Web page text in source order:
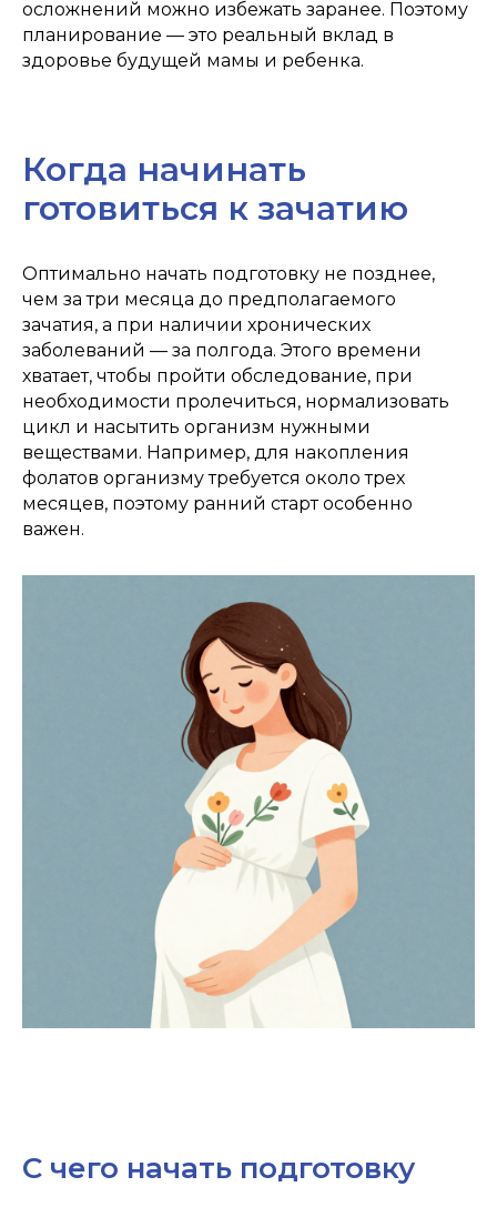
осложнений можно избежать заранее. Поэтому
планирование — это реальный вклад в
здоровье будущей мамы и ребенка.
Когда начинать
готовиться к зачатию
Оптимально начать подготовку не позднее,
чем за три месяца до предполагаемого
зачатия, а при наличии хронических
заболеваний — за полгода. Этого времени
хватает, чтобы пройти обследование, при
необходимости пролечиться, нормализовать
цикл и насытить организм нужными
веществами. Например, для накопления
фолатов организму требуется около трех
месяцев, поэтому ранний старт особенно
важен.
С чего начать подготовку